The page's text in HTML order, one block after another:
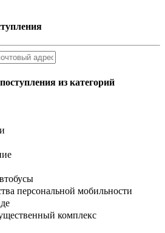
из категорий
персональной мобильности
комплекс